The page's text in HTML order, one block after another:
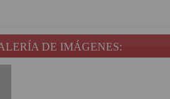
DE IMÁGENES: